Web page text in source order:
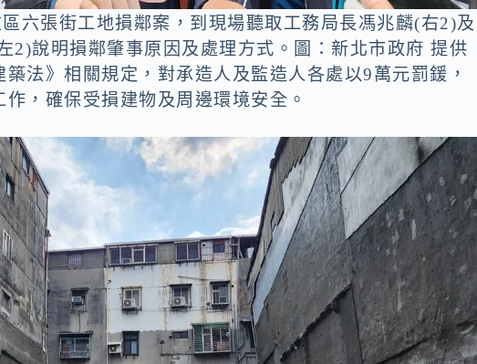
六張街工地損鄰案，到現場聽取工務局長馮兆麟(右2)及
2)說明損鄰肇事原因及處理方式。圖：新北市政府 提供
法》相關規定，對承造人及監造人各處以9萬元罰鍰，
，確保受損建物及周邊環境安全。